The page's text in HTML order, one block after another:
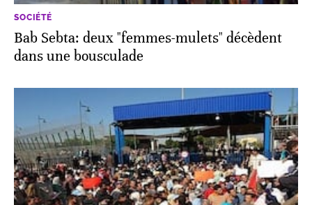
SOCIÉTÉ
Bab Sebta: deux "femmes-mulets" décèdent
dans une bousculade